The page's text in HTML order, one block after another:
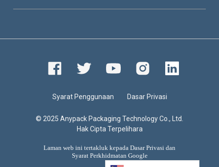
Syarat Penggunaan Dasar Privasi
© 2025 Anypack Packaging Technology Co., Ltd.
Hak Cipta Terpelihara
Laman web ini tertakluk kepada Dasar Privasi dan
Syarat Perkhidmatan Google